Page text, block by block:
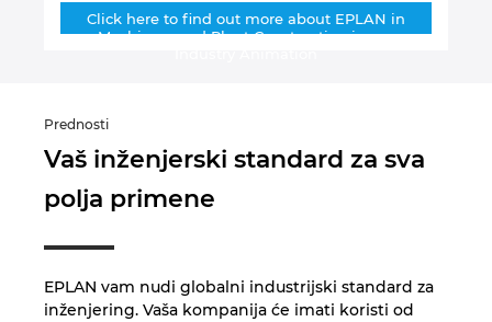
Click here to find out more about EPLAN in
Machinery and Plant Construction in our
Prednosti
Vaš inženjerski standard za sva
polja primene
EPLAN vam nudi globalni industrijski standard za
inženjering. Vaša kompanija će imati koristi od
Novi Zeland
Poljska
Singapur